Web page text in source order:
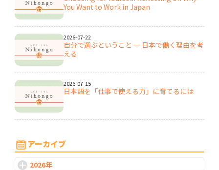
You Want to Work in Japan
自分で選ぶということ ― 日本で働く理由を考
える
2026-07-22
日本語を「仕事で使える力」に育てるには
2026-07-15
なのか
アーカイブ
2026年